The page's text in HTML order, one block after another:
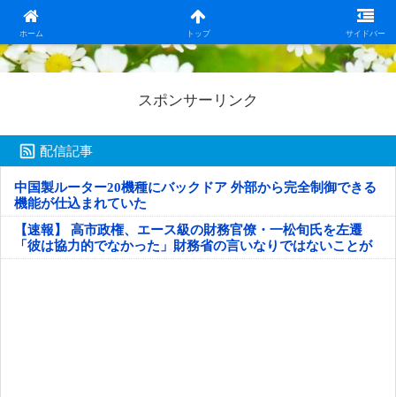
ホーム トップ サイドバー
日本第一！ニュース録
スポンサーリンク
配信記事
中国製ルーター20機種にバックドア 外部から完全制御できる
機能が仕込まれていた
【速報】 高市政権、エース級の財務官僚・一松旬氏を左遷
「彼は協力的でなかった」財務省の言いなりではないことが
判明